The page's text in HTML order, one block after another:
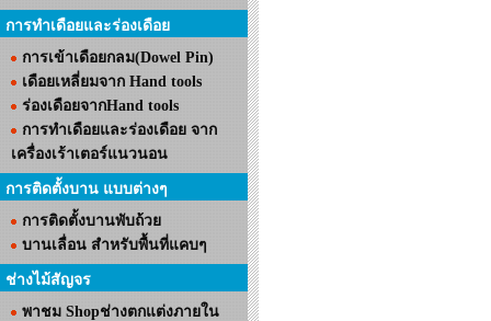
การทำเดือยและร่องเดือย
การเข้าเดือยกลม(Dowel Pin)
เดือยเหลี่ยมจาก Hand tools
ร่องเดือยจากHand tools
การทำเดือยและร่องเดือย จาก
เครื่องเร้าเตอร์แนวนอน
การติดตั้งบาน แบบต่างๆ
การติดตั้งบานพับถ้วย
บานเลื่อน สำหรับพื้นที่แคบๆ
ช่างไม้สัญจร
พาชม Shopช่างตกแต่งภายใน